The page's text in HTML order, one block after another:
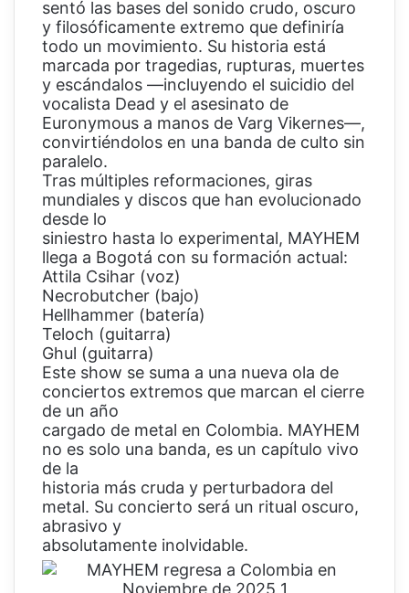
sentó las bases del sonido crudo, oscuro
y filosóficamente extremo que definiría
todo un movimiento. Su historia está
marcada por tragedias, rupturas, muertes
y escándalos —incluyendo el suicidio del
vocalista Dead y el asesinato de
Euronymous a manos de Varg Vikernes—,
convirtiéndolos en una banda de culto sin
paralelo.
Tras múltiples reformaciones, giras
mundiales y discos que han evolucionado
desde lo
siniestro hasta lo experimental, MAYHEM
llega a Bogotá con su formación actual:
Attila Csihar (voz)
Necrobutcher (bajo)
Hellhammer (batería)
Teloch (guitarra)
Ghul (guitarra)
Este show se suma a una nueva ola de
conciertos extremos que marcan el cierre
de un año
cargado de metal en Colombia. MAYHEM
no es solo una banda, es un capítulo vivo
de la
historia más cruda y perturbadora del
metal. Su concierto será un ritual oscuro,
abrasivo y
absolutamente inolvidable.